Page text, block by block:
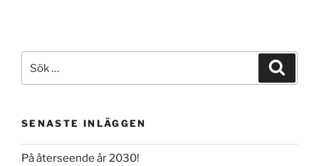
efter:
SENASTE INLÄGGEN
På återseende år 2030!